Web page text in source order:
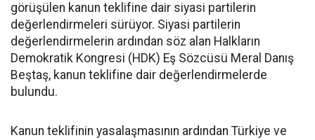
görüşülen kanun teklifine dair siyasi partilerin
değerlendirmeleri sürüyor. Siyasi partilerin
değerlendirmelerin ardından söz alan Halkların
Demokratik Kongresi (HDK) Eş Sözcüsü Meral Danış
Beştaş, kanun teklifine dair değerlendirmelerde
bulundu.
Kanun teklifinin yasalaşmasının ardından Türkiye ve